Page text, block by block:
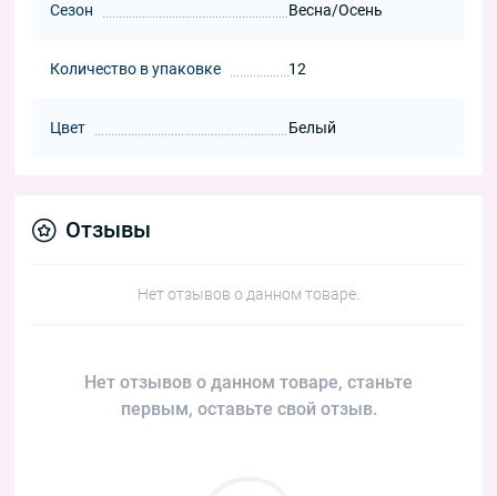
Сезон Весна/Осень
Количество в упаковке 12
Цвет Белый
Отзывы
Нет отзывов о данном товаре.
Нет отзывов о данном товаре, станьте
первым, оставьте свой отзыв.